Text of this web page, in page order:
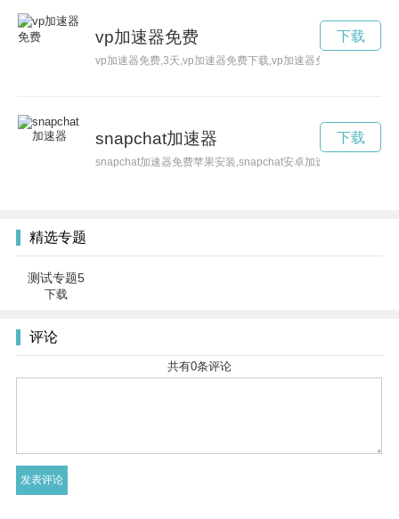
vp加速器免费
vp加速器免费,3天,vp加速器免费下载,vp加速器免费破解版
下载
snapchat加速器
snapchat加速器免费苹果安装,snapchat安卓加速器
下载
精选专题
测试专题5
下载
评论
共有0条评论